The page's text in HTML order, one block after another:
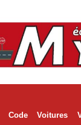
Code Voitures